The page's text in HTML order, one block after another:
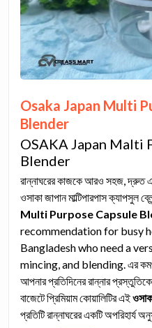
Osaka Japan Multi
Blender
OSAKA Japan Malti
Blender
রান্নাঘরের কাজকে আরও সহজ, দ্রুত
ওসাকা জাপান মাল্টিপারপাস ক্যাপসুল
Multi Purpose Capsule
recommendation for busy
Bangladesh who need a
mincing, and blending. এর
আপনার প্রতিদিনের রান্নার
বাজেটে প্রিমিয়াম কোয়ালিটির এই
প্রতিটি রান্নাঘরের একটি অপরিহার্য